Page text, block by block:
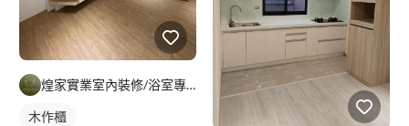
煌家實業室內裝修/浴室專精/統包工程
木作櫃